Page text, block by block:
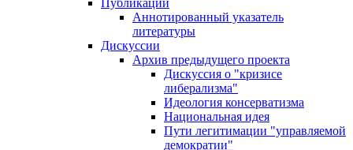
Публикации
Аннотированный указатель
литературы
Дискуссии
Архив предыдущего проекта
Дискуссия о "кризисе
либерализма"
Идеология консерватизма
Национальная идея
Пути легитимации "управляемой
демократии"